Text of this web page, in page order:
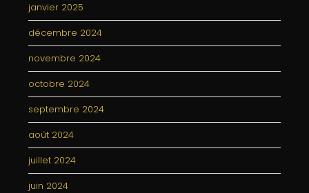
janvier 2025
décembre 2024
novembre 2024
octobre 2024
septembre 2024
août 2024
juillet 2024
juin 2024